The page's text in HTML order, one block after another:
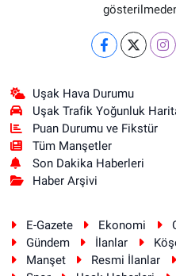
Uşak Hava Durumu
Uşak Trafik Yoğunluk
Puan Durumu ve Fikstür
Tüm Manşetler
Son Dakika Haberleri
Haber Arşivi
E-Gazete Ekonomi
Gündem
İlanlar
Manşet
Resmi İlanlar